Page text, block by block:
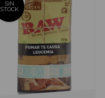
SIN
STOCK